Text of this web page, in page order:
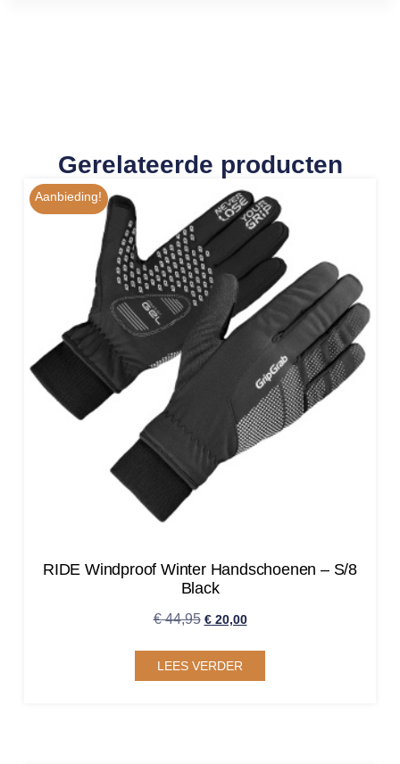
Gerelateerde producten
Aanbieding!
RIDE Windproof Winter Handschoenen – S/8
Black
€44,95 €20,00
LEES VERDER